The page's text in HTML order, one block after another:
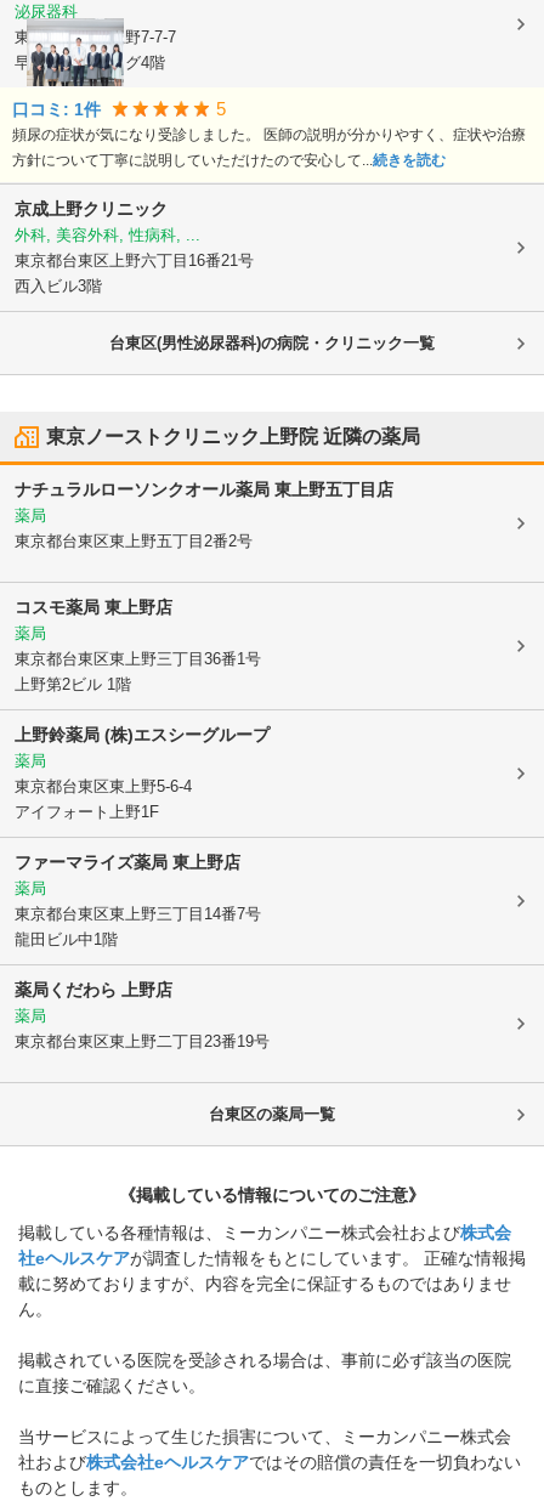
泌尿器科
東京都台東区上野7-7-7
早稲田ビルヂング4階
口コミ: 1件 5
頻尿の症状が気になり受診しました。 医師の説明が分かりやすく、症状や治療
方針について丁寧に説明していただけたので安心して...続きを読む
京成上野クリニック
外科, 美容外科, 性病科, ...
東京都台東区上野六丁目16番21号
西入ビル3階
台東区(男性泌尿器科)の病院・クリニック一覧
東京ノーストクリニック上野院近隣の薬局
ナチュラルローソンクオール薬局 東上野五丁目店
薬局
東京都台東区東上野五丁目2番2号
コスモ薬局 東上野店
薬局
東京都台東区東上野三丁目36番1号
上野第2ビル 1階
上野鈴薬局 (株)エスシーグループ
薬局
東京都台東区東上野5-6-4
アイフォート上野1F
ファーマライズ薬局 東上野店
薬局
東京都台東区東上野三丁目14番7号
龍田ビル中1階
薬局くだわら 上野店
薬局
東京都台東区東上野二丁目23番19号
台東区の薬局一覧
《掲載している情報についてのご注意》
掲載している各種情報は、ミーカンパニー株式会社および株式会
社eヘルスケアが調査した情報をもとにしています。 正確な情報掲
載に努めておりますが、内容を完全に保証するものではありませ
ん。
掲載されている医院を受診される場合は、事前に必ず該当の医院
に直接ご確認ください。
当サービスによって生じた損害について、ミーカンパニー株式会
社および株式会社eヘルスケアではその賠償の責任を一切負わない
ものとします。